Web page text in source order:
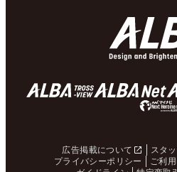
広告掲載について スタ
プライバシーポリシー
ご利